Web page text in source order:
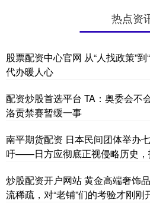
热点资
股票配资中心官网 从“人找政策”
代办暖人心
配资炒股首选平台 TA：奥委会不
洛贡禁赛暂缓一事
南平期货配资 日本民间团体举办
吁——日方应彻底正视侵略历史，
炒股配资开户网站 黄金高端奢饰
流稀疏，对“老铺”们的考验才刚刚